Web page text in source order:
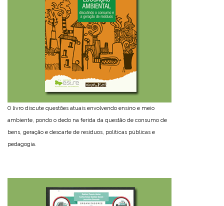
O livro discute questões atuais envolvendo ensino e meio
ambiente, pondo o dedo na ferida da questão de consumo de
bens, geração e descarte de resíduos, políticas públicas e
pedagogia.